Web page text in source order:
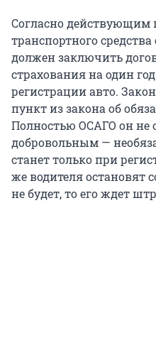
Согласно действующим
транспортного
должен заключить
страхования на один
регистрации авто.
пункт из закона об
Полностью ОСАГО он не
добровольным —
станет только при
же водителя остановят
не будет, то его ждет